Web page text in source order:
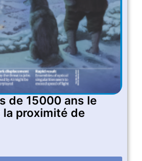
de 15000 ans le
la proximité de